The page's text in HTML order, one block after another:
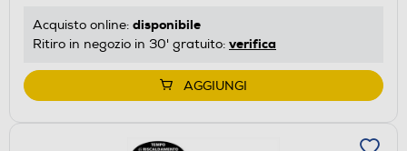
Acquisto online: disponibile
Ritiro in negozio in 30' gratuito: verifica
AGGIUNGI